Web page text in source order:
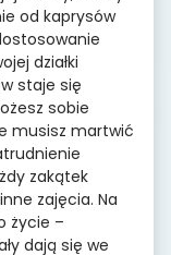
od kaprysów
działki
staje się
sobie
musisz martwić
zakątek
zajęcia. Na
życie –
dają się we